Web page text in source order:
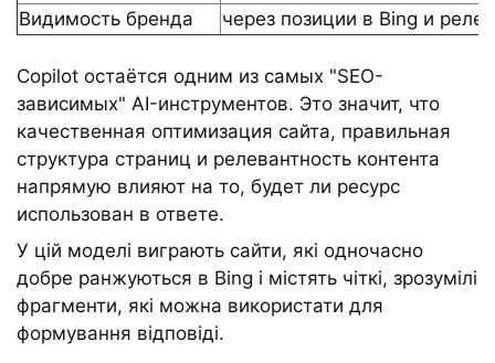
Видимость бренда
через позиции в Bing и
Copilot остаётся одним из самых "SEO-
зависимых" AI-инструментов. Это значит, что
качественная оптимизация сайта, правильная
структура страниц и релевантность контента
напрямую влияют на то, будет ли ресурс
использован в ответе.
У цій моделі виграють сайти, які одночасно
добре ранжуються в Bing і містять чіткі, зрозумілі
фрагменти, які можна використати для
формування відповіді.